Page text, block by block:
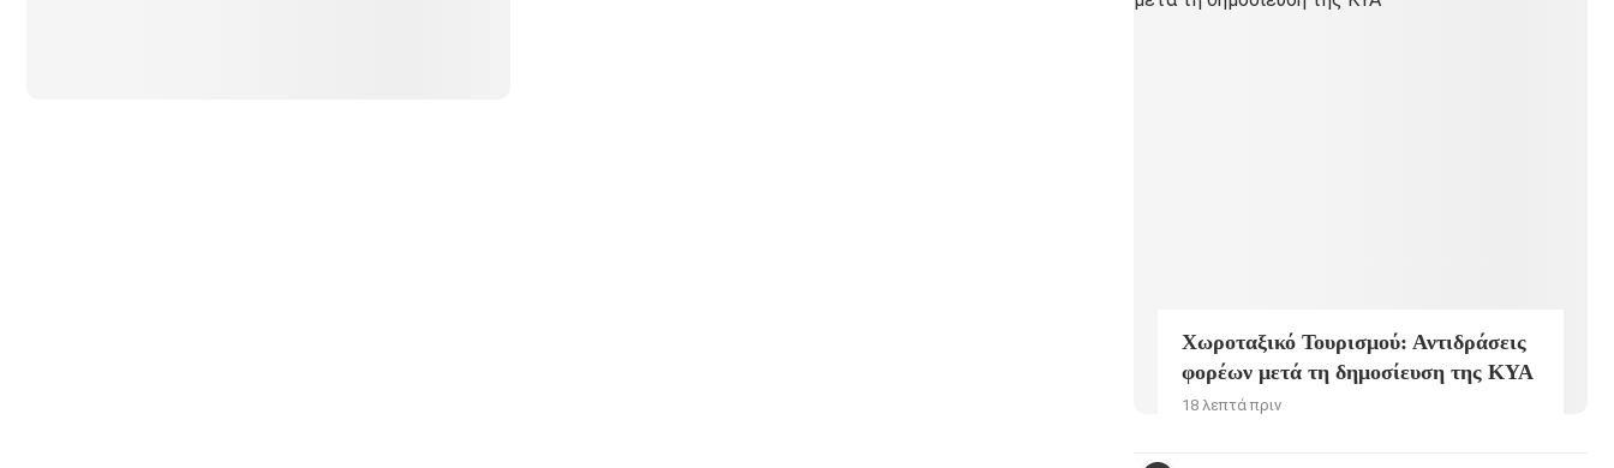
Χωροταξικό Τουρισμού: Αντιδράσεις
φορέων μετά τη δημοσίευση της ΚΥΑ
18 λεπτά πριν